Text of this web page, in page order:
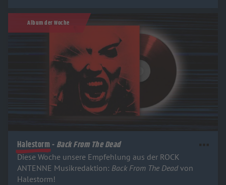
Album der Woche
Halestorm - Back From The Dead
Diese Woche unsere Empfehlung aus der ROCK
ANTENNE Musikredaktion: Back From The Deadvon
Halestorm!